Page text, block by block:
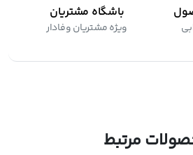
باشگاه مشتریان
ویژه مشتریان وفادار
مرتبط